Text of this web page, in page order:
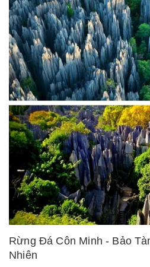
Rừng Đá Côn Minh - Bảo
Nhiên